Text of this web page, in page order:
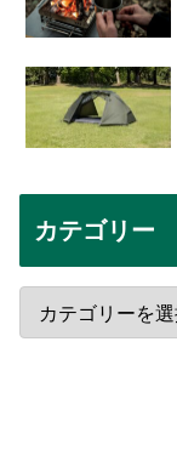
カテゴリー